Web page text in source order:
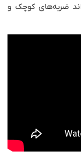
ضربه‌های کوچک و